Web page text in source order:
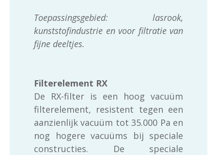
Toepassingsgebied: lasrook,
kunststofindustrie en voor filtratie van
fijne deeltjes.
Filterelement RX
De RX-filter is een hoog vacuüm
filterelement, resistent tegen een
aanzienlijk vacuüm tot 35.000 Pa en
nog hogere vacuüms bij speciale
constructies. De speciale